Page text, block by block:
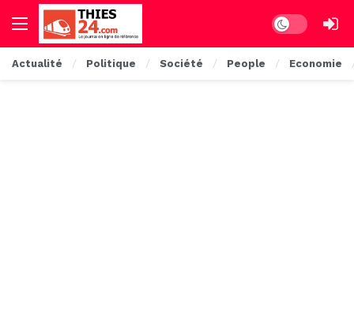
Dark mode
Actualité Politique Société People Economie